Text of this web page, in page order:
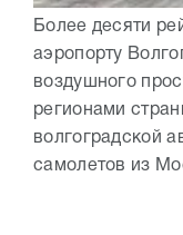
Более десяти
аэропорту
воздушного
регионами
волгоградской
самолетов из